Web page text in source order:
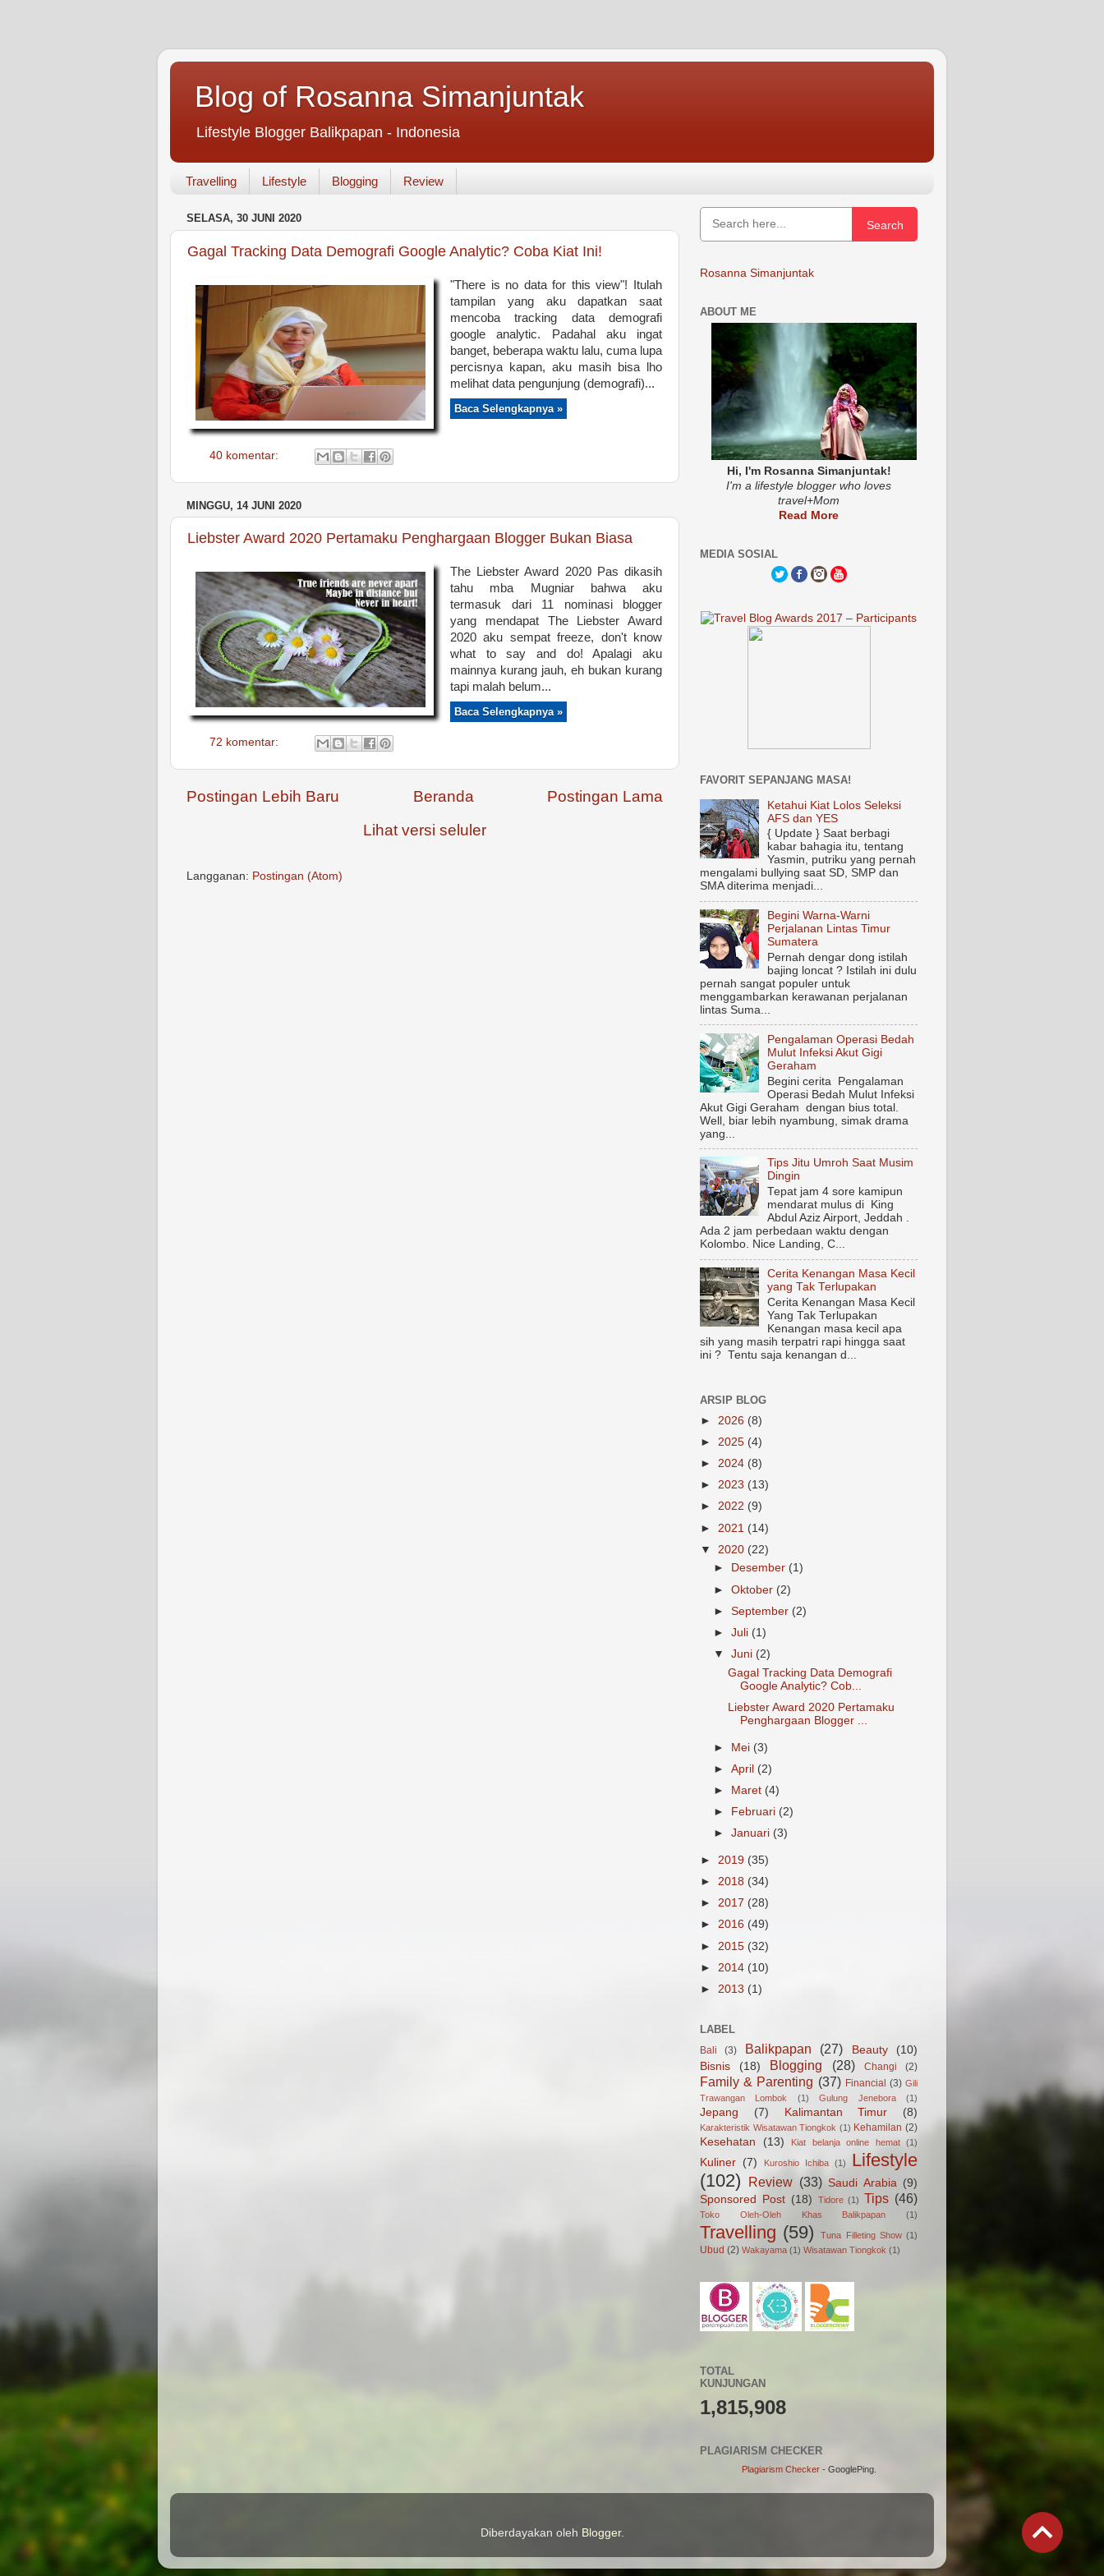
Blog of Rosanna Simanjuntak
Lifestyle Blogger Balikpapan - Indonesia
Travelling Lifestyle Blogging Review
SELASA, 30 JUNI 2020
Gagal Tracking Data Demografi Google Analytic? Coba Kiat Ini!
"There is no data for this view"! Itulah
tampilan yang aku dapatkan saat
mencoba tracking data demografi
google analytic. Padahal aku ingat
banget, beberapa waktu lalu, cuma lupa
percisnya kapan, aku masih bisa lho
melihat data pengunjung (demografi)...
Baca Selengkapnya »
40 komentar:
MINGGU, 14 JUNI 2020
Liebster Award 2020 Pertamaku Penghargaan Blogger Bukan Biasa
The Liebster Award 2020 Pas dikasih
tahu mba Mugniar bahwa aku
termasuk dari 11 nominasi blogger
yang mendapat The Liebster Award
2020 aku sempat freeze, don't know
what to say and do! Apalagi aku
mainnya kurang jauh, eh bukan kurang
tapi malah belum...
Baca Selengkapnya »
72 komentar:
Postingan Lebih Baru Postingan Lama
Beranda
Lihat versi seluler
Langganan: Postingan (Atom)
Search
Rosanna Simanjuntak
ABOUT ME
Hi, I'm Rosanna Simanjuntak!
I'm a lifestyle blogger who loves
travel+Mom
Read More
MEDIA SOSIAL
FAVORIT SEPANJANG MASA!
Ketahui Kiat Lolos Seleksi
AFS dan YES
{ Update } Saat berbagi
kabar bahagia itu, tentang
Yasmin, putriku yang pernah
mengalami bullying saat SD, SMP dan
SMA diterima menjadi...
Begini Warna-Warni
Perjalanan Lintas Timur
Sumatera
Pernah dengar dong istilah
bajing loncat ? Istilah ini dulu
pernah sangat populer untuk
menggambarkan kerawanan perjalanan
lintas Suma...
Pengalaman Operasi Bedah
Mulut Infeksi Akut Gigi
Geraham
Begini cerita Pengalaman
Operasi Bedah Mulut Infeksi
Akut Gigi Geraham dengan bius total.
Well, biar lebih nyambung, simak drama
yang...
Tips Jitu Umroh Saat Musim
Dingin
Tepat jam 4 sore kamipun
mendarat mulus di King
Abdul Aziz Airport, Jeddah .
Ada 2 jam perbedaan waktu dengan
Kolombo. Nice Landing, C...
Cerita Kenangan Masa Kecil
yang Tak Terlupakan
Cerita Kenangan Masa Kecil
Yang Tak Terlupakan
Kenangan masa kecil apa
sih yang masih terpatri rapi hingga saat
ini ? Tentu saja kenangan d...
ARSIP BLOG
► 2026 (8)
► 2025 (4)
► 2024 (8)
► 2023 (13)
► 2022 (9)
► 2021 (14)
▼ 2020 (22)
►
Desember (1)
►Oktober (2)
►September (2)
►Juli (1)
▼Juni (2)
Gagal Tracking Data Demografi
Google Analytic? Cob...
Liebster Award 2020 Pertamaku
Penghargaan Blogger ...
► Mei (3)
►April (2)
►
Maret (4)
►
Februari (2)
►Januari (3)
► 2019 (35)
► 2018 (34)
► 2017 (28)
► 2016 (49)
► 2015 (32)
► 2014 (10)
► 2013 (1)
LABEL
Bali (3) Balikpapan (27) Beauty
(10)
Bisnis
(18) Blogging (28) Changi (2)
Family & Parenting (37) Financial (3) Gili
Trawangan Lombok
(1) Gulung Jenebora (1)
Jepang (7) Kalimantan Timur (8)
Karakteristik Wisatawan Tiongkok (1) Kehamilan (2)
Kesehatan (13) Kiat belanja online hemat (1)
Kuliner (7) Kuroshio Ichiba (1)
Lifestyle
(102)
Review (33) Saudi Arabia (9)
Sponsored Post (18) Tidore (1) Tips (46)
Toko Oleh-Oleh Khas Balikpapan (1)
Travelling (59) Tuna Filleting Show (1)
Ubud (2) Wakayama (1) Wisatawan Tiongkok (1)
TOTAL
KUNJUNGAN
1,815,908
PLAGIARISM CHECKER
Plagiarism Checker- GooglePing.
Diberdayakan oleh Blogger.